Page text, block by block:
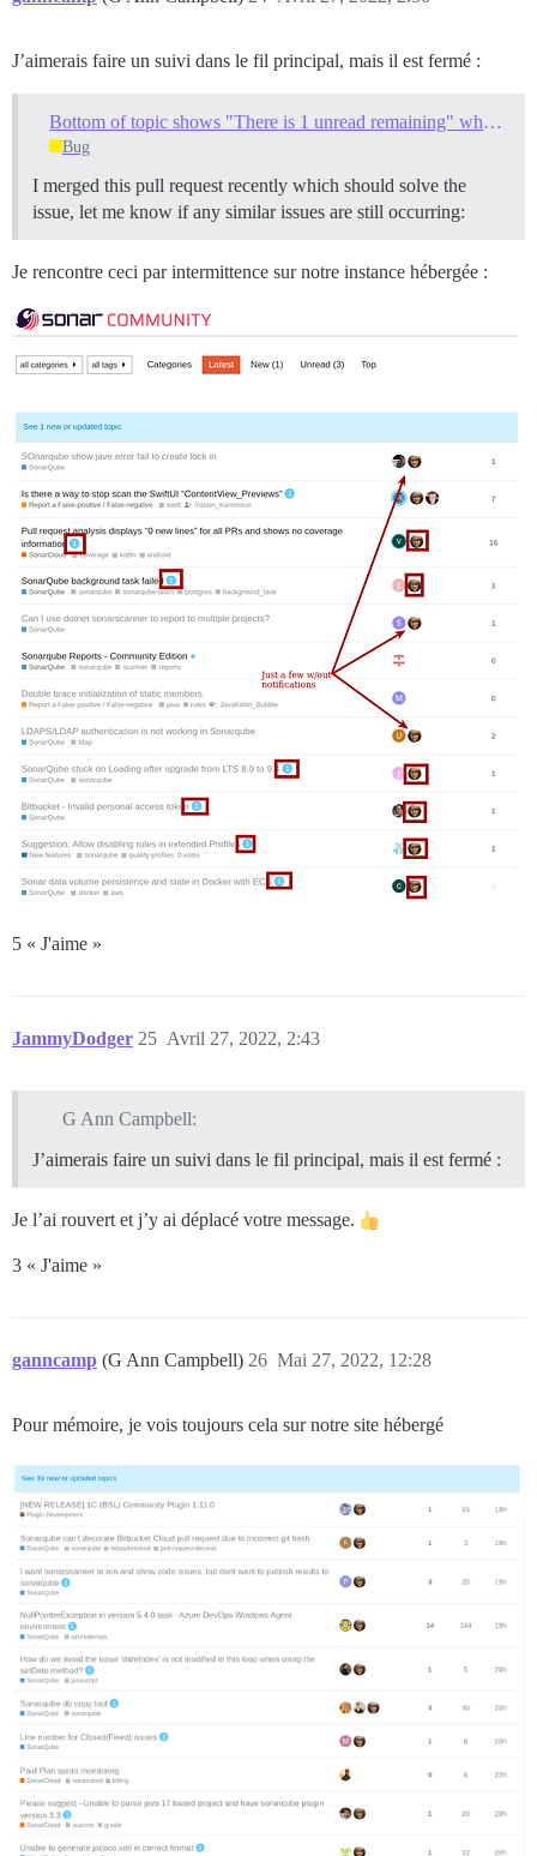
J’aimerais faire un suivi dans le fil principal, mais il est fermé :
Bottom of topic shows "There is 1 unread remaining" when there are actually 0 unread topics remaining
Bug
I merged this pull request recently which should solve the
issue, let me know if any similar issues are still occurring:
Je rencontre ceci par intermittence sur notre instance hébergée :
5 « J'aime »
JammyDodger Avril 27, 2022, 2:43
25
G Ann Campbell:
J’aimerais faire un suivi dans le fil principal, mais il est fermé :
Je l’ai rouvert et j’y ai déplacé votre message.
3 « J'aime »
ganncamp (G Ann Campbell) Mai 27, 2022, 12:28
26
Pour mémoire, je vois toujours cela sur notre site hébergé